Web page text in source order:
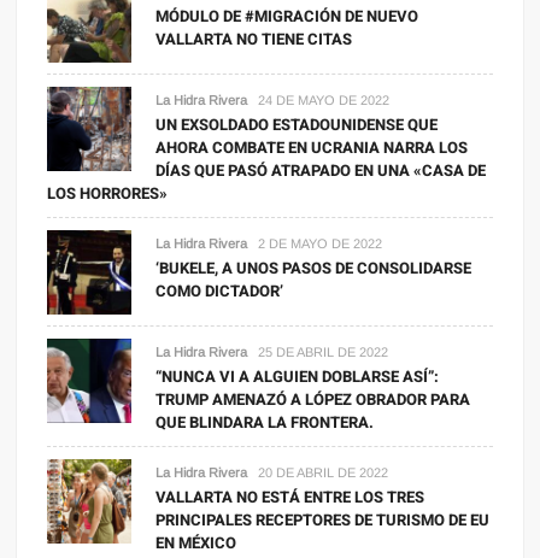
MÓDULO DE #MIGRACIÓN DE NUEVO
VALLARTA NO TIENE CITAS
La Hidra Rivera 24 DE MAYO DE 2022
UN EXSOLDADO ESTADOUNIDENSE QUE
AHORA COMBATE EN UCRANIA NARRA LOS
DÍAS QUE PASÓ ATRAPADO EN UNA «CASA DE
LOS HORRORES»
La Hidra Rivera 2 DE MAYO DE 2022
‘BUKELE, A UNOS PASOS DE CONSOLIDARSE
COMO DICTADOR’
La Hidra Rivera 25 DE ABRIL DE 2022
“NUNCA VI A ALGUIEN DOBLARSE ASÍ”:
TRUMP AMENAZÓ A LÓPEZ OBRADOR PARA
QUE BLINDARA LA FRONTERA.
La Hidra Rivera 20 DE ABRIL DE 2022
VALLARTA NO ESTÁ ENTRE LOS TRES
PRINCIPALES RECEPTORES DE TURISMO DE EU
EN MÉXICO